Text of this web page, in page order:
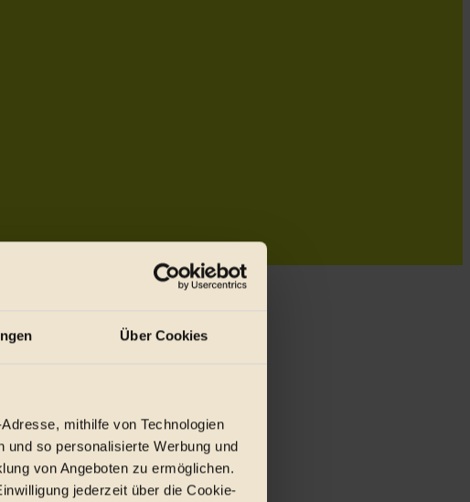
Über Cookies
mithilfe von Technologien
so personalisierte Werbung und
von Angeboten zu ermöglichen.
jederzeit über die Cookie-